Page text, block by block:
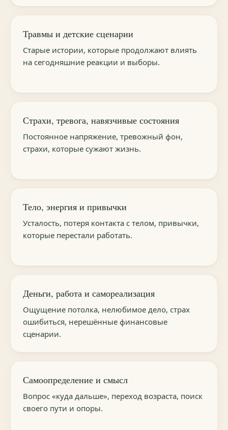
Травмы и детские сценарии
Старые истории, которые продолжают влиять
на сегодняшние реакции и выборы.
Страхи, тревога, навязчивые состояния
Постоянное напряжение, тревожный фон,
страхи, которые сужают жизнь.
Тело, энергия и привычки
Усталость, потеря контакта с телом, привычки,
которые перестали работать.
Деньги, работа и самореализация
Ощущение потолка, нелюбимое дело, страх
ошибиться, нерешённые финансовые
сценарии.
Самоопределение и смысл
Вопрос «куда дальше», переход возраста, поиск
своего пути и опоры.